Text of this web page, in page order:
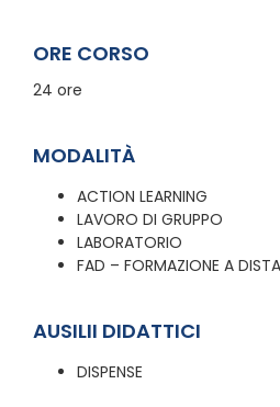
ORE CORSO
24 ore
MODALITÀ
ACTION LEARNING
LAVORO DI GRUPPO
LABORATORIO
FAD – FORMAZIONE A
AUSILII DIDATTICI
DISPENSE